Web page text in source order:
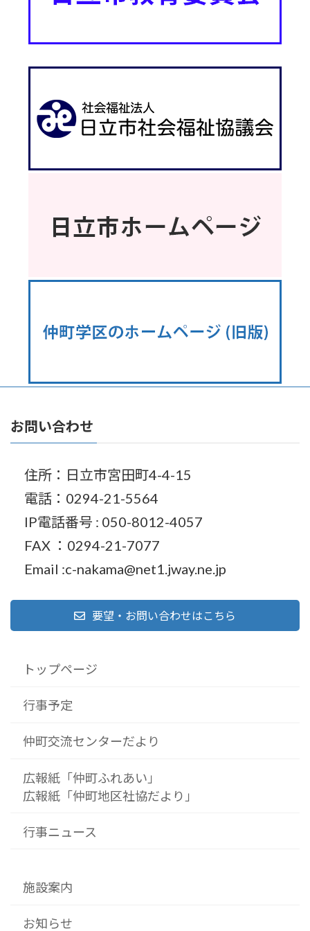
お問い合わせ
住所：日立市宮田町4-4-15
電話：0294-21-5564
IP電話番号 : 050-8012-4057
FAX ：0294-21-7077
Email :c-nakama@net1.jway.ne.jp
要望・お問い合わせはこちら
トップページ
行事予定
仲町交流センターだより
広報紙「仲町ふれあい」
広報紙「仲町地区社協だより」
行事ニュース
施設案内
お知らせ